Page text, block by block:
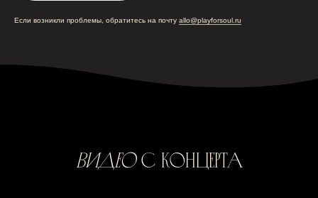
Если возникли проблемы, обратитесь на почту allo@playforsoul.ru
Видеос концерта
Камерные концерты классической
музыки для детей 0+ в Москве